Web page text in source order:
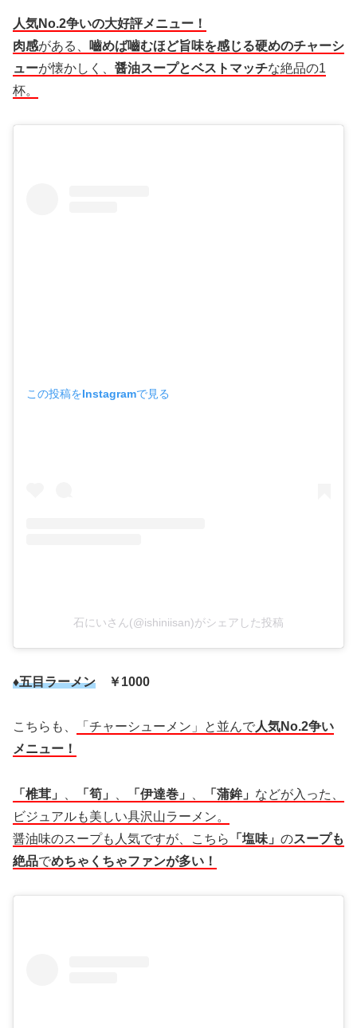
人気No.2争いの大好評メニュー！
肉感がある、
嚙めば嚙むほど旨味を感じる硬めのチャーシ
ューが懐かしく、 醤油スープとベストマッチな絶品の1
杯。
この投稿をInstagramで見る
石にいさん(@ishiniisan)がシェアした投稿
♦五目ラーメン ￥1000
こちらも、 「チャーシューメン」と並んで人気No.2争い
メニュー！
「椎茸」 「筍」 「伊達巻」 「蒲鉾」 などが入った、
ビジュアルも美しい具沢山ラーメン。
醤油味のスープも人気ですが、こちら
「塩味」 のスープも
絶品でめちゃくちゃファンが多い！